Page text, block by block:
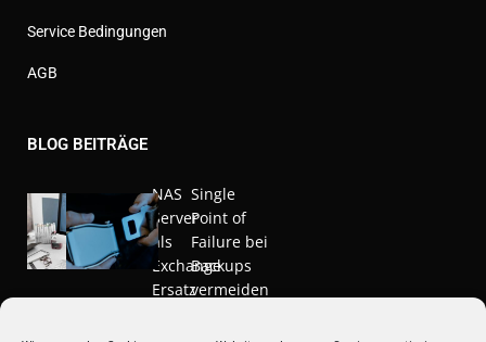
Service Bedingungen
AGB
BLOG BEITRÄGE
NAS
Server
als
Exchange
Ersatz
Single
Point of
Failure bei
Backups
vermeiden